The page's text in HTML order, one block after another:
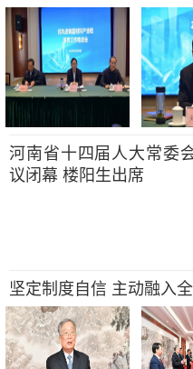
河南省十四届人大常委
议闭幕 楼阳生出席
坚定制度自信 主动融入